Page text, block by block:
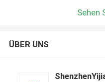
Sehen
ÜBER UNS